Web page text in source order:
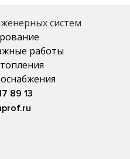
работы
89 13